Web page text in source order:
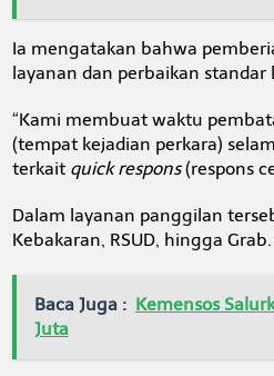
Ia mengatakan bahwa
layanan dan perbaikan standar
“Kami membuat waktu
(tempat kejadian perkara)
terkait quick respons(respons
Dalam layanan panggilan
Kebakaran, RSUD, hingga Grab.
Baca Juga : Kemensos
Juta